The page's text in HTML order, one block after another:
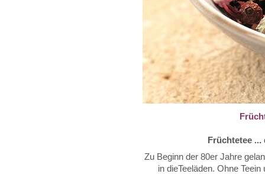
Früchtetee
Zu Beginn der 80er Jahre
in dieTeeläden. Ohne